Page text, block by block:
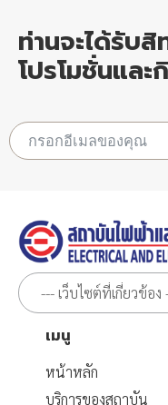
ท่านจะได้รับ
โปรโมชั่นแล
เมนู
หน้าหลัก
บริการของสถาบัน